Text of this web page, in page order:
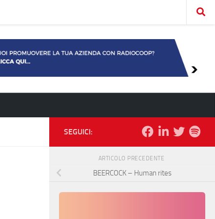
SEGUICI:
ARTICOLO PRECEDENTE
BEERCOCK – Human rites